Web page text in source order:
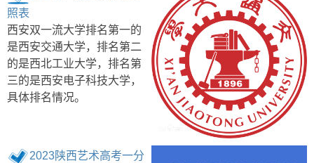
照表
西安双一流大学排名第一的
是西安交通大学，排名第二
的是西北工业大学，排名第
三的是西安电子科技大学，
具体排名情况。
2023陕西艺术高考一分